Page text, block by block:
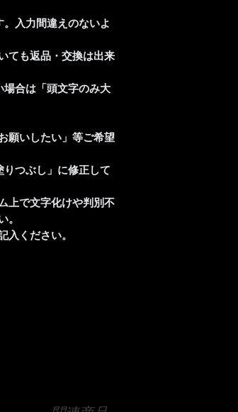
入力間違えのないよ
ても返品・交換は出来
場合は「頭文字のみ大
願いしたい」等ご希望
つぶし」に修正して
上で文字化けや判別不
。
入ください。